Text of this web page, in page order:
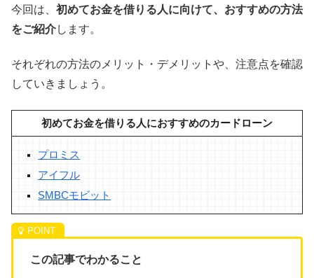
今回は、 初めてお金を借りる人に向けて、おすすめの方法
をご紹介します。
それぞれの方法のメリット・デメリットや、注意点を確認
していきましょう。
初めてお金を借りる人におすすめのカードローン
プロミス
アイフル
SMBCモビット
この記事でわかること